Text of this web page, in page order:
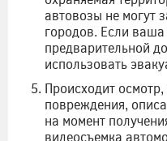
автовозы не могут
городов. Если
предварительной
использовать
Происходит осмотр,
повреждения,
на момент
видеосъемка